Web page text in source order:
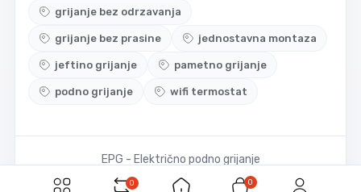
0 0
grijanje bez odrzavanja
grijanje bez prasine jednostavna montaza
jeftino grijanje pametno grijanje
podno grijanje wifi termostat
EPG - Električno podno grijanje